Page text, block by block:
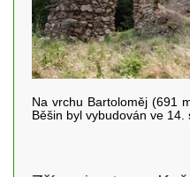
Na vrchu Bartoloměj (691
Běšin byl vybudován ve 14.